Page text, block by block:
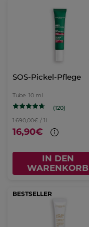
SOS-Pickel-Pflege
Tube 10 ml
(120)
1.690,00€ / 1l
16,90€
IN DEN
WARENKORB
BESTSELLER